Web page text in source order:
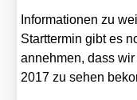
Infor­ma­tio­nen zu
Start­ter­min gibt es
anneh­men, dass
2017 zu sehen